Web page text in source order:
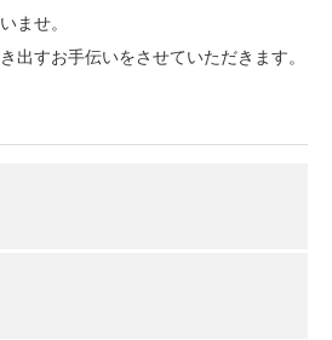
ませ。
出すお手伝いをさせていただきます。